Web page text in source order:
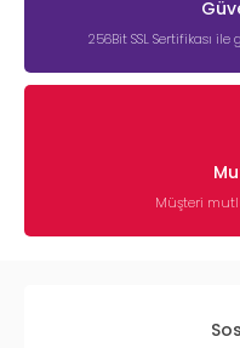
256Bit SSL Sertifikası
Müşteri